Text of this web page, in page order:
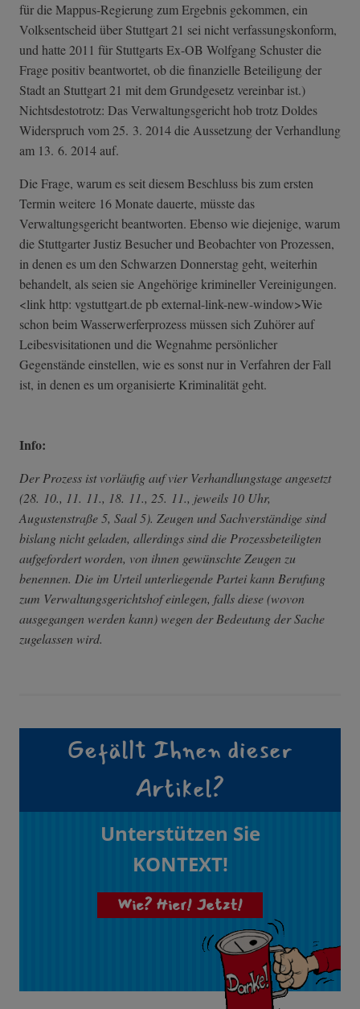
für die Mappus-Regierung zum Ergebnis gekommen, ein
Volksentscheid über Stuttgart 21 sei nicht verfassungskonform,
und hatte 2011 für Stuttgarts Ex-OB Wolfgang Schuster die
Frage positiv beantwortet, ob die finanzielle Beteiligung der
Stadt an Stuttgart 21 mit dem Grundgesetz vereinbar ist.)
Nichtsdestotrotz: Das Verwaltungsgericht hob trotz Doldes
Widerspruch vom 25. 3. 2014 die Aussetzung der Verhandlung
am 13. 6. 2014 auf.
Die Frage, warum es seit diesem Beschluss bis zum ersten
Termin weitere 16 Monate dauerte, müsste das
Verwaltungsgericht beantworten. Ebenso wie diejenige, warum
die Stuttgarter Justiz Besucher und Beobachter von Prozessen,
in denen es um den Schwarzen Donnerstag geht, weiterhin
behandelt, als seien sie Angehörige krimineller Vereinigungen.
<link http: vgstuttgart.de pb external-link-new-window>Wie
schon beim Wasserwerferprozess müssen sich Zuhörer auf
Leibesvisitationen und die Wegnahme persönlicher
Gegenstände einstellen, wie es sonst nur in Verfahren der Fall
ist, in denen es um organisierte Kriminalität geht.
Info:
Der Prozess ist vorläufig auf vier Verhandlungstage angesetzt
(28. 10., 11. 11., 18. 11., 25. 11., jeweils 10 Uhr,
Augustenstraße 5, Saal 5). Zeugen und Sachverständige sind
bislang nicht geladen, allerdings sind die Prozessbeteiligten
aufgefordert worden, von ihnen gewünschte Zeugen zu
benennen. Die im Urteil unterliegende Partei kann Berufung
zum Verwaltungsgerichtshof einlegen, falls diese (wovon
ausgegangen werden kann) wegen der Bedeutung der Sache
zugelassen wird.
Gefällt Ihnen dieser
Artikel?
Unterstützen Sie
KONTEXT!
Wie? Hier! Jetzt!